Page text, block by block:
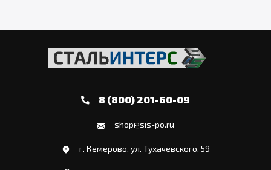
8 (800) 201-60-09
shop@sis-po.ru
г. Кемерово, ул. Тухачевского, 59